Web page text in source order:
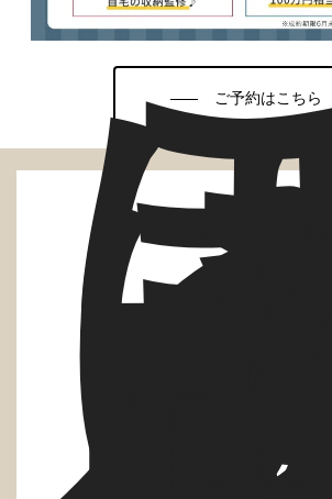
ご予約はこちら